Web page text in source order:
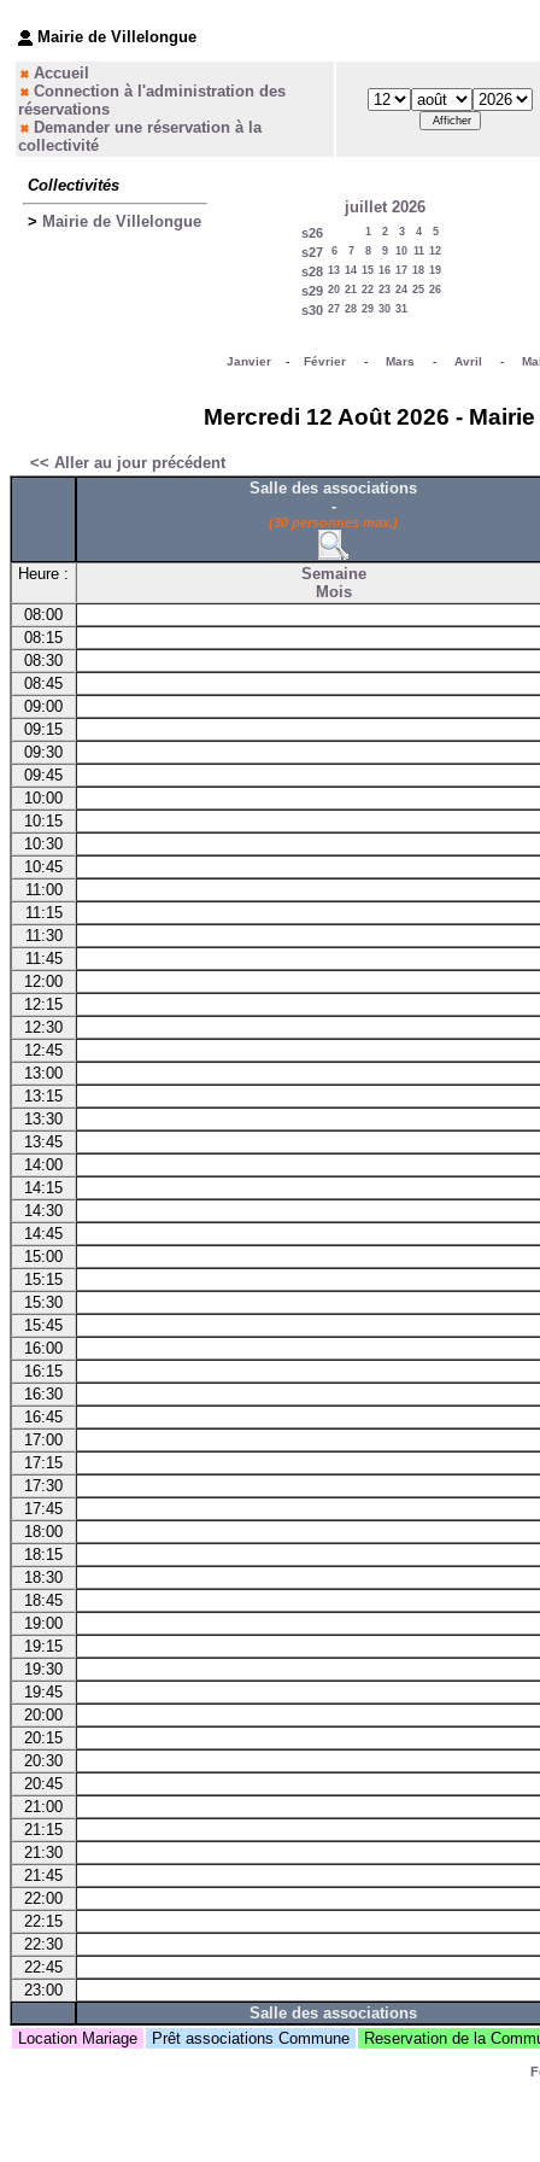
Mairie de Villelongue
Accueil
Connection à l'administration des
réservations
Demander une réservation à la
collectivité
Collectivités
> Mairie de Villelongue
juillet 2026
s26 1 2 3 4 5
s27 6 7 8 9 10 11 12
s28 13 14 15 16 17 18 19
s29 20 21 22 23 24 25 26
s30 27 28 29 30 31
Janvier- Février- Mars - Avril -
Mercredi 12 Août 2026 -
<< Aller au jour précédent
Salle des associations
-
(30 personnes max.)
Heure :
Semaine
Mois
08:00
08:15
08:30
08:45
09:00
09:15
09:30
09:45
10:00
10:15
10:30
10:45
11:00
11:15
11:30
11:45
12:00
12:15
12:30
12:45
13:00
13:15
13:30
13:45
14:00
14:15
14:30
14:45
15:00
15:15
15:30
15:45
16:00
16:15
16:30
16:45
17:00
17:15
17:30
17:45
18:00
18:15
18:30
18:45
19:00
19:15
19:30
19:45
20:00
20:15
20:30
20:45
21:00
21:15
21:30
21:45
22:00
22:15
22:30
22:45
23:00
Salle des associations
Location Mariage
Prêt associations Commune Reservation de la